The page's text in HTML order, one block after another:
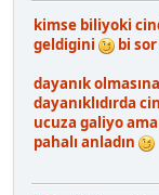
kimse biliyoki
geldigini
bi
dayanık olmasına
dayanıklıdırda
ucuza galiyo ama
pahalı anladın